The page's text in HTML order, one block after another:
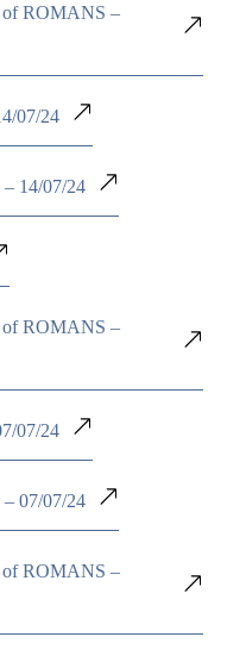
ROMANS –
07/24
14/07/24
ROMANS –
07/24
07/07/24
ROMANS –